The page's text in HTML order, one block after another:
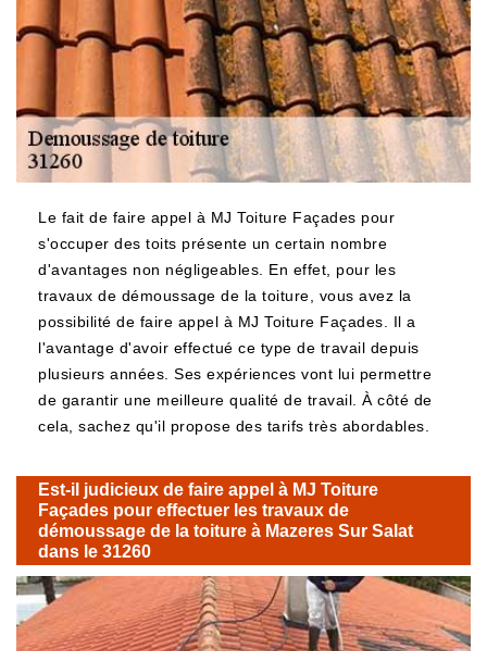
Le fait de faire appel à MJ Toiture Façades pour
s'occuper des toits présente un certain nombre
d'avantages non négligeables. En effet, pour les
travaux de démoussage de la toiture, vous avez la
possibilité de faire appel à MJ Toiture Façades. Il a
l'avantage d'avoir effectué ce type de travail depuis
plusieurs années. Ses expériences vont lui permettre
de garantir une meilleure qualité de travail. À côté de
cela, sachez qu'il propose des tarifs très abordables.
Est-il judicieux de faire appel à MJ Toiture
Façades pour effectuer les travaux de
démoussage de la toiture à Mazeres Sur Salat
dans le 31260